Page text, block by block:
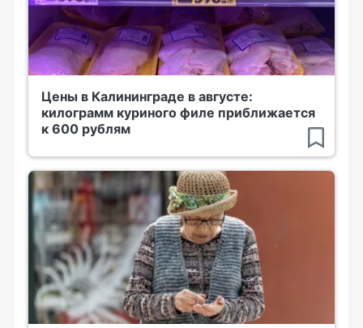
Цены в Калининграде в августе:
килограмм куриного филе приближается
к 600 рублям